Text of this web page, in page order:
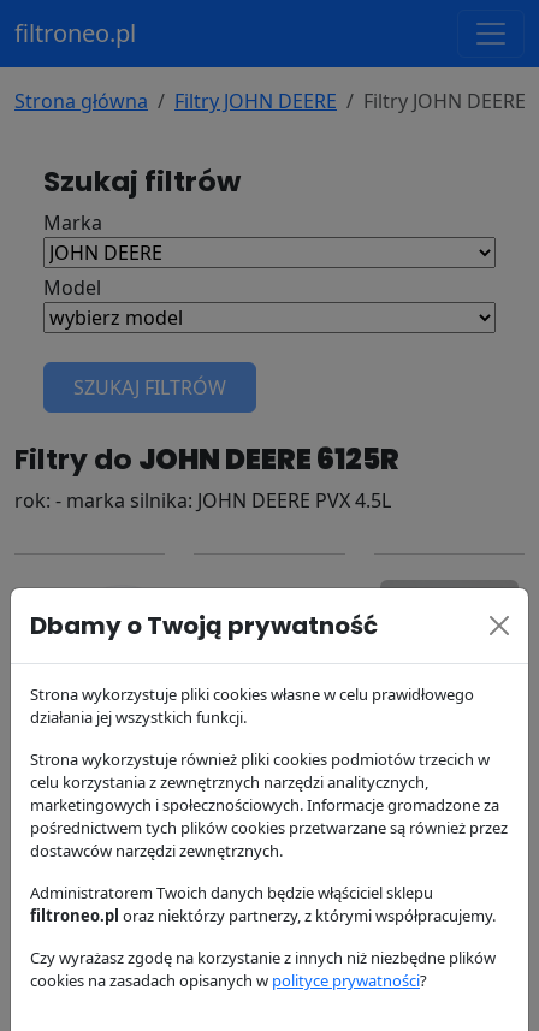
filtroneo.pl
Strona główna Filtry JOHN DEERE Filtry JOHN DEERE
Szukaj filtrów
Marka
Model
SZUKAJ FILTRÓW
Filtry do JOHN DEERE 6125R
rok: - marka silnika: JOHN DEERE PVX 4.5L
Filtr oleju
Donaldson
63.74 zł
Filtr paliwa
Donaldson
99.52 zł
Filtr paliwa
Donaldson
110.92 zł
Filtr
Dbamy o Twoją prywatność
Strona wykorzystuje pliki cookies własne w celu prawidłowego
działania jej wszystkich funkcji.
Strona wykorzystuje również pliki cookies podmiotów trzecich w
celu korzystania z zewnętrznych narzędzi analitycznych,
marketingowych i społecznościowych. Informacje gromadzone za
pośrednictwem tych plików cookies przetwarzane są również przez
dostawców narzędzi zewnętrznych.
Administratorem Twoich danych będzie włąściciel sklepu
filtroneo.pl oraz niektórzy partnerzy, z którymi współpracujemy.
Czy wyrażasz zgodę na korzystanie z innych niż niezbędne plików
cookies na zasadach opisanych w polityce prywatności?